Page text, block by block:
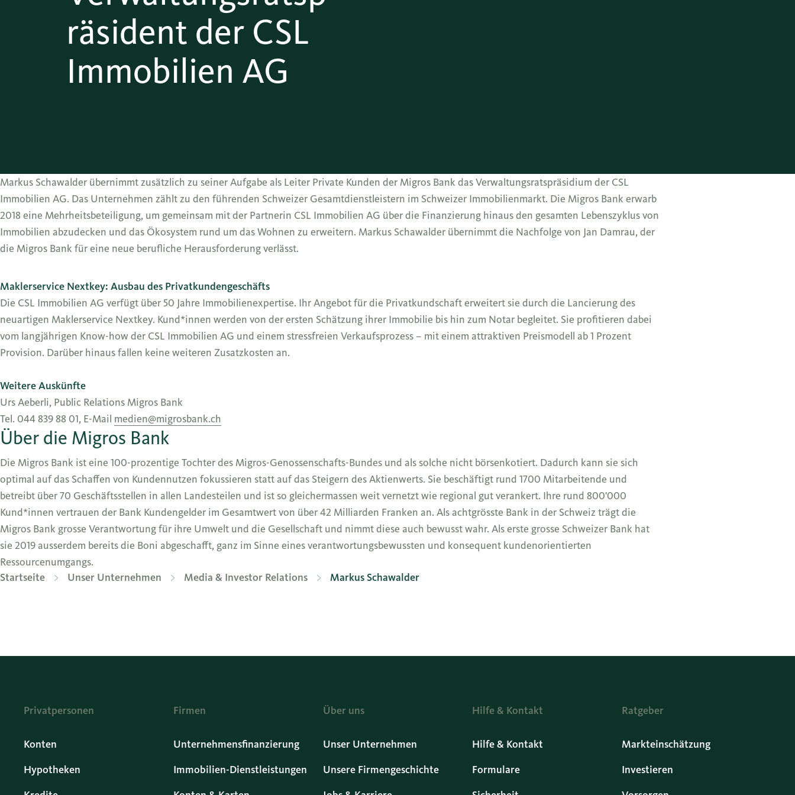
räsident der CSL
Immobilien AG
Markus Schawalder übernimmt zusätzlich zu seiner Aufgabe als Leiter Private Kunden der Migros Bank das Verwaltungsratspräsidium der CSL
Immobilien AG. Das Unternehmen zählt zu den führenden Schweizer Gesamtdienstleistern im Schweizer Immobilienmarkt. Die Migros Bank erwarb
2018 eine Mehrheitsbeteiligung, um gemeinsam mit der Partnerin CSL Immobilien AG über die Finanzierung hinaus den gesamten Lebenszyklus von
Immobilien abzudecken und das Ökosystem rund um das Wohnen zu erweitern. Markus Schawalder übernimmt die Nachfolge von Jan Damrau, der
die Migros Bank für eine neue berufliche Herausforderung verlässt.
Maklerservice Nextkey: Ausbau des Privatkundengeschäfts
Die CSL Immobilien AG verfügt über 50 Jahre Immobilienexpertise. Ihr Angebot für die Privatkundschaft erweitert sie durch die Lancierung des
neuartigen Maklerservice Nextkey. Kund*innen werden von der ersten Schätzung ihrer Immobilie bis hin zum Notar begleitet. Sie profitieren dabei
vom langjährigen Know-how der CSL Immobilien AG und einem stressfreien Verkaufsprozess – mit einem attraktiven Preismodell ab 1 Prozent
Provision. Darüber hinaus fallen keine weiteren Zusatzkosten an.
Weitere Auskünfte
Urs Aeberli, Public Relations Migros Bank
Tel. 044 839 88 01, E-Mail medien@migrosbank.ch
Über die Migros Bank
Die Migros Bank ist eine 100-prozentige Tochter des Migros-Genossenschafts-Bundes und als solche nicht börsenkotiert. Dadurch kann sie sich
optimal auf das Schaffen von Kundennutzen fokussieren statt auf das Steigern des Aktienwerts. Sie beschäftigt rund 1700 Mitarbeitende und
betreibt über 70 Geschäftsstellen in allen Landesteilen und ist so gleichermassen weit vernetzt wie regional gut verankert. Ihre rund 800'000
Kund*innen vertrauen der Bank Kundengelder im Gesamtwert von über 42 Milliarden Franken an. Als achtgrösste Bank in der Schweiz trägt die
Migros Bank grosse Verantwortung für ihre Umwelt und die Gesellschaft und nimmt diese auch bewusst wahr. Als erste grosse Schweizer Bank hat
sie 2019 ausserdem bereits die Boni abgeschafft, ganz im Sinne eines verantwortungsbewussten und konsequent kundenorientierten
Ressourcenumgangs.
Startseite
Unser Unternehmen Media & Investor Relations Markus Schawalder
Privatpersonen
Konten
Hypotheken
Firmen
Unternehmensfinanzierung
Immobilien-Dienstleistungen
Über uns
Unser Unternehmen
Unsere Firmengeschichte
Hilfe & Kontakt
Hilfe & Kontakt
Formulare
Ratgeber
Markteinschätzung
Investieren